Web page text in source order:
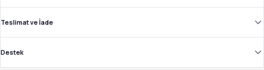
Teslimat ve İade
Destek